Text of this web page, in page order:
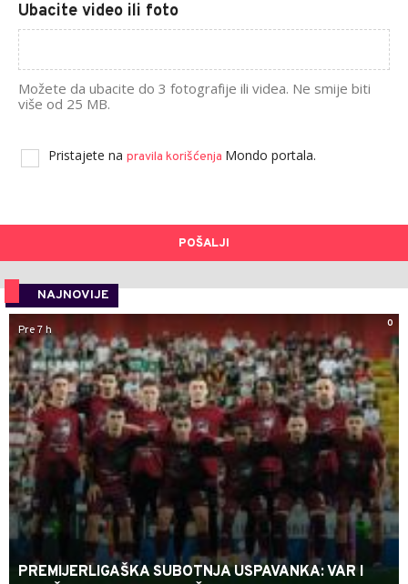
Ubacite video ili foto
Možete da ubacite do 3 fotografije ili videa. Ne smije biti
više od 25 MB.
Pristajete na pravila korišćenja Mondo portala.
POŠALJI
NAJNOVIJE
0
Pre 7 h
PREMIJERLIGAŠKA SUBOTNJA USPAVANKA: VAR I